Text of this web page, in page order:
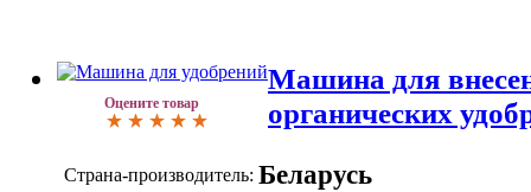
Оцените товар
Машина для
органических
Страна-производитель: Беларусь